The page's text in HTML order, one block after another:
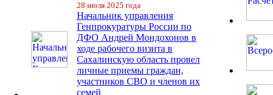
28 июля 2025 года
Начальник управления
Генпрокуратуры России по
ДФО Андрей Мондохонов в
ходе рабочего визита в
Сахалинскую область провел
личные приемы граждан,
участников СВО и членов их
семей